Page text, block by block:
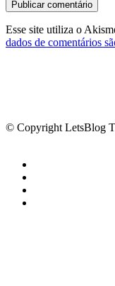
Esse site utiliza o
dados de comentários
© Copyright LetsBlog